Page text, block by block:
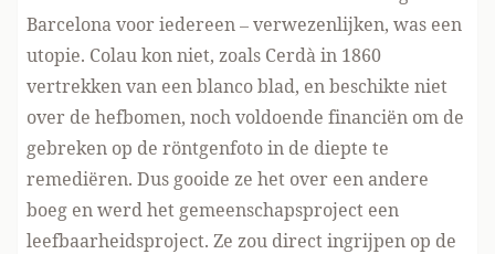
Barcelona voor iedereen – verwezenlijken, was een
utopie. Colau kon niet, zoals Cerdà in 1860
vertrekken van een blanco blad, en beschikte niet
over de hefbomen, noch voldoende financiën om de
gebreken op de röntgenfoto in de diepte te
remediëren. Dus gooide ze het over een andere
boeg en werd het gemeenschapsproject een
leefbaarheidsproject. Ze zou direct ingrijpen op de